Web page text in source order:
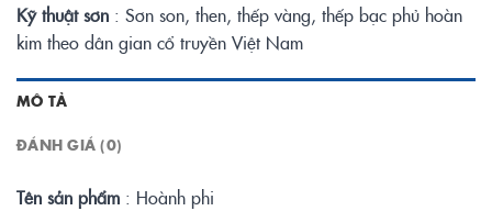
Kỹ thuật sơn : Sơn son, then, thếp vàng, thếp bạc phủ hoàn
kim theo dân gian cổ truyền Việt Nam
MÔ TẢ
ĐÁNH GIÁ (0)
Tên sản phẩm : Hoành phi